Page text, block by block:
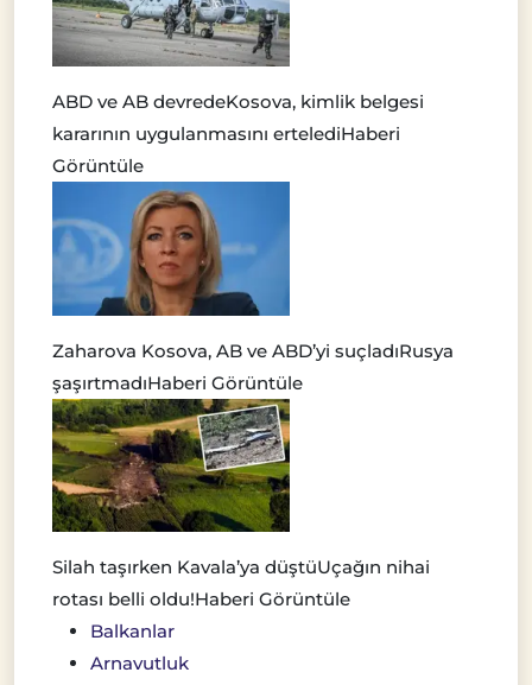
ABD ve AB devredeKosova, kimlik belgesi
kararının uygulanmasını ertelediHaberi
Görüntüle
Zaharova Kosova, AB ve ABD’yi suçladıRusya
şaşırtmadıHaberi Görüntüle
Silah taşırken Kavala’ya düştüUçağın nihai
rotası belli oldu!Haberi Görüntüle
Balkanlar
Arnavutluk